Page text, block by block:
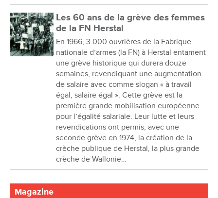
Les 60 ans de la grève des femmes
de la FN Herstal
En 1966, 3 000 ouvrières de la Fabrique
nationale d’armes (la FN) à Herstal entament
une grève historique qui durera douze
semaines, revendiquant une augmentation
de salaire avec comme slogan « à travail
égal, salaire égal ». Cette grève est la
première grande mobilisation européenne
pour l’égalité salariale. Leur lutte et leurs
revendications ont permis, avec une
seconde grève en 1974, la création de la
crèche publique de Herstal, la plus grande
crèche de Wallonie…
Magazine